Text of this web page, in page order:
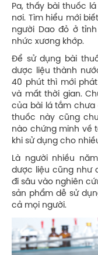
Pa, thấy bài thuốc
nơi. Tìm hiểu mới
người Dao đỏ ở
nhức xương khớp.
Để sử dụng bài
dược liệu thành
40 phút thì mới
và mất thời gian.
của bài lá tắm chưa
thuốc này cũng
nào chứng minh về
khi sử dụng cho
Là người nhiều
dược liệu cũng như
đi sâu vào nghiên
sản phẩm dễ sử
cả mọi người.